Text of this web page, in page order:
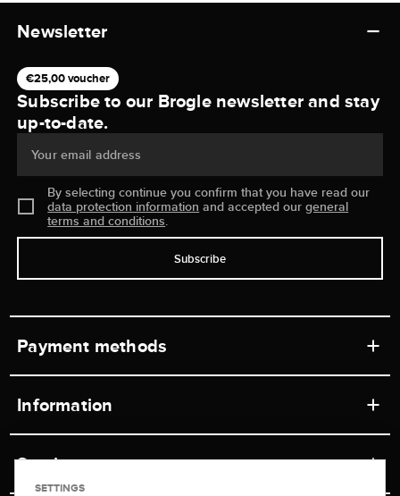
Newsletter
€25,00 voucher
Subscribe to our Brogle newsletter and stay
up-to-date.
Your email address
By selecting continue you confirm that you have read our
data protection information and accepted ourgeneral
terms and conditions.
Subscribe
Payment methods
Information
Retail store
Service
SETTINGS